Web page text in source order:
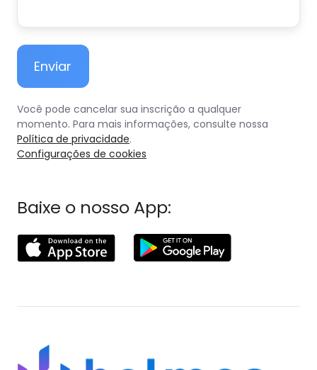
Você pode cancelar sua inscrição a qualquer
momento. Para mais informações, consulte nossa
Política de privacidade.
Configurações de cookies
Baixe o nosso App: